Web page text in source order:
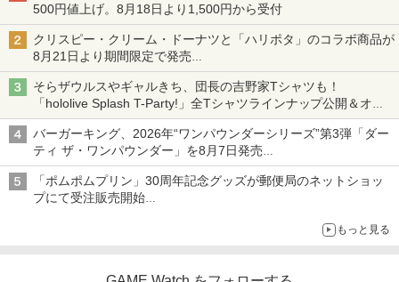
500円値上げ。8月18日より1,500円から受付
クリスピー・クリーム・ドーナツと「ハリポタ」のコラボ商品が
8月21日より期間限定で発売
組分け帽子ドーナツなど見た目も楽しい商品が登場
そらザウルスやギャルきち、団長の吉野家Tシャツも！
「hololive Splash T-Party!」全Tシャツラインナップ公開＆オン
ライン販売開始
バーガーキング、2026年“ワンパウンダーシリーズ”第3弾「ダー
ティ ザ・ワンパウンダー」を8月7日発売
「特製ガーリックマヨソース」を使用した超大型チーズバーガー
「ポムポムプリン」30周年記念グッズが郵便局のネットショッ
プにて受注販売開始
もっと見る